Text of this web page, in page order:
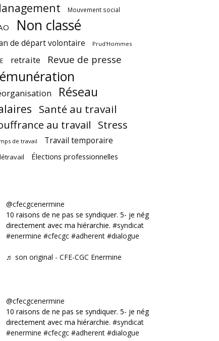
Mouvement social
Non classé
de départ volontaire Prud'Hommes
retraite Revue de presse
Réseau
Santé au travail
au travail Stress
de travail Travail temporaire
Élections professionnelles
@cfecgcenermine
10 raisons de ne pas se syndiquer. 5- je négocie
directement avec ma hiérarchie. #syndicat
#enermine #cfecgc #adherent #dialogue
♬ son original - CFE-CGC Enermine
@cfecgcenermine
10 raisons de ne pas se syndiquer. 5- je négocie
directement avec ma hiérarchie. #syndicat
#enermine #cfecgc #adherent #dialogue